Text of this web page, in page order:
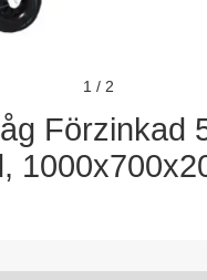
Förzinkad
1 / 2